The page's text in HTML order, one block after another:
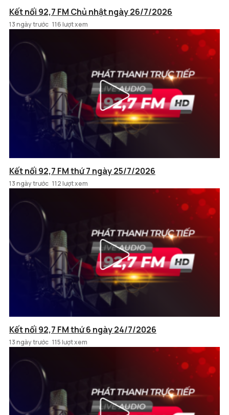
Kết nối 92,7 FM Chủ nhật ngày 26/7/2026
13 ngày trước 116 lượt xem
Kết nối 92,7 FM thứ 7 ngày 25/7/2026
13 ngày trước 112 lượt xem
Kết nối 92,7 FM thứ 6 ngày 24/7/2026
13 ngày trước 115 lượt xem